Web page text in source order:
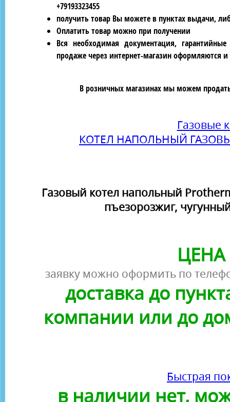
+79193323455
получить товар Вы можете в пунктах выдачи,
Оплатить товар можно при получении
Вся необходимая документация,
продаже через интернет-магазин оформляются
В розничных магазинах мы можем
Газовые
КОТЕЛ НАПОЛЬНЫЙ
Газовый котел напольный
пъезорозжиг,
ЦЕНА
заявку можно оформить по
доставка до
компании или до
Быстрая
в наличии нет,